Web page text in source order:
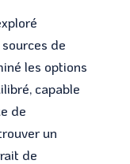
de
les options
capable
de
un
de